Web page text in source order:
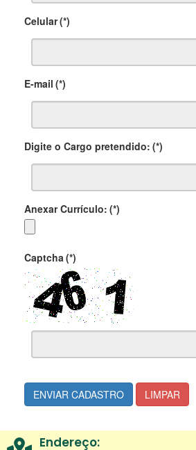
Celular(*)
E-mail (*)
Digite o Cargo pretendido: (*)
Anexar Currículo: (*)
Captcha (*)
ENVIAR CADASTRO LIMPAR
Endereço: